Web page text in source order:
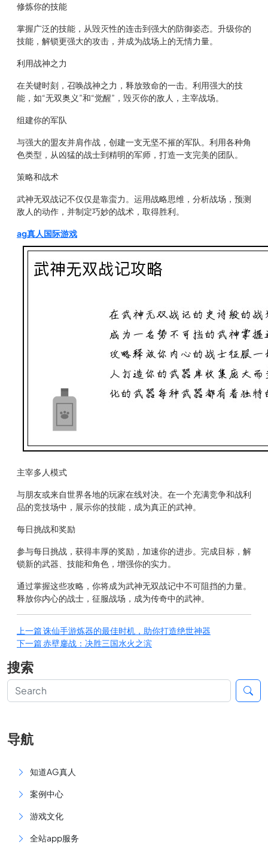
修炼你的技能
掌握广泛的技能，从毁灭性的连击到强大的防御姿态。升级你的
技能，解锁更强大的攻击，并成为战场上的无情力量。
利用战神之力
在关键时刻，召唤战神之力，释放致命的一击。利用强大的技
能，如“无双奥义”和“觉醒”，毁灭你的敌人，主宰战场。
组建你的军队
与强大的盟友并肩作战，创建一支无坚不摧的军队。利用各种角
色类型，从凶猛的战士到精明的军师，打造一支完美的团队。
策略和战术
武神无双战记不仅仅是靠蛮力。运用战略思维，分析战场，预测
敌人的动作，并制定巧妙的战术，取得胜利。
ag真人国际游戏
主宰多人模式
与朋友或来自世界各地的玩家在线对决。在一个充满竞争和战利
品的竞技场中，展示你的技能，成为真正的武神。
每日挑战和奖励
参与每日挑战，获得丰厚的奖励，加速你的进步。完成目标，解
锁新的武器、技能和角色，增强你的实力。
通过掌握这些攻略，你将成为武神无双战记中不可阻挡的力量。
释放你内心的战士，征服战场，成为传奇中的武神。
上一篇诛仙手游炼器的最佳时机，助你打造绝世神器
下一篇赤壁鏖战：决胜三国水火之滨
搜索
导航
知道AG真人
案例中心
游戏文化
全站app服务